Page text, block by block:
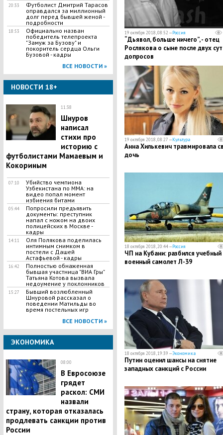
20:33
Футболист Дмитрий Тарасов
оправдался за миллионный
долг перед бывшей женой -
подробности
18:53
Официально назван
победитель телепроекта
"Замуж за Бузову" и
покоритель сердца Ольги
Бузовой - кадры
ВСЕ НОВОСТИ »
НОВОСТИ 18+
11:38
Шнуров
написал
стихи про
историю с
футболистами Мамаевым и
Кокориным
07:10
Убийство чемпиона
Узбекистана по MMA: на
видео попал момент
избиения битами
05:44
Попросили предъявить
документы: преступник
напал с ножом на двоих
полицейских в Москве -
кадры
14:11
Оля Полякова поделилась
интимным снимком в
постели с Дашей
Астафьевой - кадры
16:42
Полностью обнаженная
бывшая участница "ВИА Гры"
Татьяна Котова вызвала
недоумение у поклонников
15:27
Бывший возлюбленный
Шнуровой рассказал о
поведении Матильды во
время постельных игр
ВСЕ НОВОСТИ »
ЭКОНОМИКА
08:00
В Евросоюзе
грядет
раскол: СМИ
назвали
страну, которая отказалась
продлевать санкции против
России
19 октября 2018, 08:52 —Россия
“Дьявол, больше ничего”, - отец
Рослякова о сыне после двух
допросов
19 октября 2018, 08:27 —Культура
​Анна Хилькевич травмировала
дочь
18 октября 2018, 20:44 —Россия
ЧП на Кубани: разбился учебный
военный самолет Л-39
18 октября 2018, 19:39 —Экономика
Путин оценил шансы на снятие
западных санкций с России